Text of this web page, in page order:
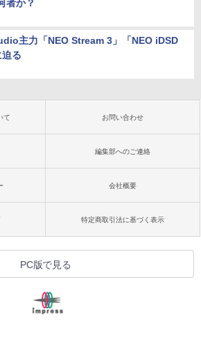
者か？
主力「NEO Stream 3」「NEO iDSD
る
て お問い合わせ
編集部へのご連絡
会社概要
特定商取引法に基づく表示
PC版で見る